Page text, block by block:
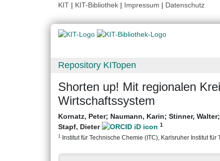
KIT | KIT-Bibliothek | Impressum | Datenschutz
Repository KITopen
Shorten up! Mit regionalen
Wirtschaftssystem
Kornatz, Peter; Naumann, Karin; Stinner, Walter;
Stapf, Dieter
1
1 Institut für Technische Chemie (ITC), Karlsruher Institut für